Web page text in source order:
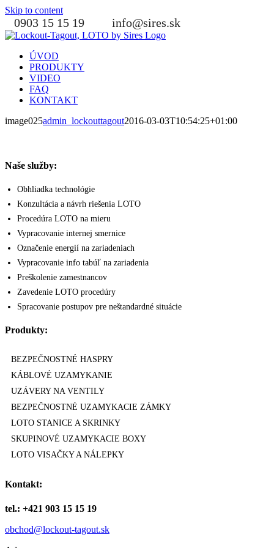
Skip to content
0903 15 15 19 info@sires.sk
ÚVOD
PRODUKTY
VIDEO
FAQ
KONTAKT
image025admin_lockouttagout2016-03-03T10:54:25+01:00
Naše služby:
Obhliadka technológie
Konzultácia a návrh riešenia LOTO
Procedúra LOTO na mieru
Vypracovanie internej smernice
Označenie energií na zariadeniach
Vypracovanie info tabúľ na zariadenia
Preškolenie zamestnancov
Zavedenie LOTO procedúry
Spracovanie postupov pre neštandardné situácie
Produkty:
BEZPEČNOSTNÉ HASPRY
KÁBLOVÉ UZAMYKANIE
UZÁVERY NA VENTILY
BEZPEČNOSTNÉ UZAMYKACIE ZÁMKY
LOTO STANICE A SKRINKY
SKUPINOVÉ UZAMYKACIE BOXY
LOTO VISAČKY A NÁLEPKY
Kontakt:
tel.: +421 903 15 15 19
obchod@lockout-tagout.sk